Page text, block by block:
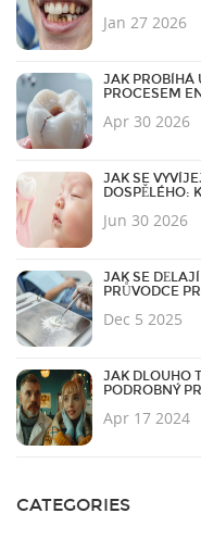
Jan 27 2026
JAK PROBÍHÁ
PROCESEM
Apr 30 2026
JAK SE
DOSPĚLÉHO:
Jun 30 2026
JAK SE
PRŮVODCE
Dec 5 2025
JAK DLOUHO
PODROBNÝ
Apr 17 2024
CATEGORIES